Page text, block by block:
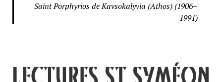
Saint Porphyrios de Kavsokalyvia (Athos) (1906–
1991)